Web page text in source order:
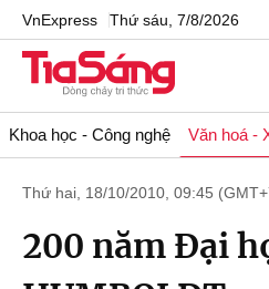
VnExpress Thứ sáu, 7/8/2026
Khoa học - Công nghệ Văn hoá -
Thứ hai, 18/10/2010, 09:45
200 năm Đại